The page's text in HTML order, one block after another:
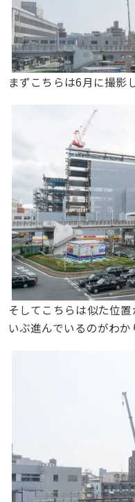
まずこちらは6月に撮影
そしてこちらは似た位
いぶ進んでいるのがわか